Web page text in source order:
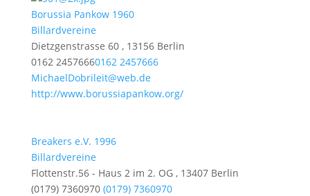
Borussia Pankow 1960
Billardvereine
Dietzgenstrasse 60 , 13156 Berlin
0162 24576660162 2457666
MichaelDobrileit@web.de
http://www.borussiapankow.org/
Breakers e.V. 1996
Billardvereine
Flottenstr.56 - Haus 2 im 2. OG , 13407 Berlin
(0179) 7360970 (0179) 7360970